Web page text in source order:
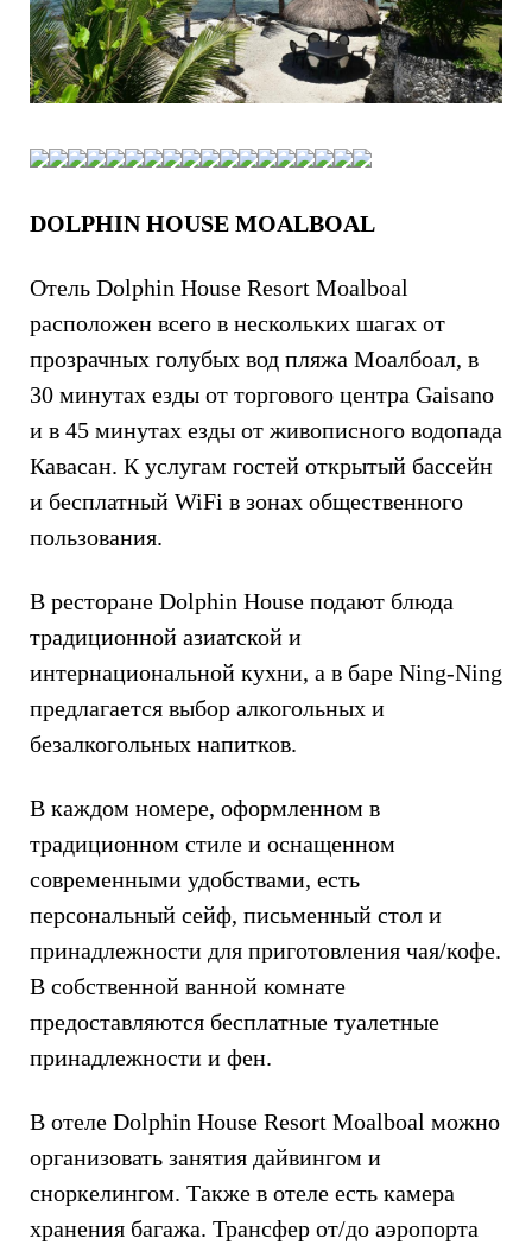
DOLPHIN HOUSE MOALBOAL
Отель Dolphin House Resort Moalboal
расположен всего в нескольких шагах от
прозрачных голубых вод пляжа Моалбоал, в
30 минутах езды от торгового центра Gaisano
и в 45 минутах езды от живописного водопада
Кавасан. К услугам гостей открытый бассейн
и бесплатный WiFi в зонах общественного
пользования.
В ресторане Dolphin House подают блюда
традиционной азиатской и
интернациональной кухни, а в баре Ning-Ning
предлагается выбор алкогольных и
безалкогольных напитков.
В каждом номере, оформленном в
традиционном стиле и оснащенном
современными удобствами, есть
персональный сейф, письменный стол и
принадлежности для приготовления чая/кофе.
В собственной ванной комнате
предоставляются бесплатные туалетные
принадлежности и фен.
В отеле Dolphin House Resort Moalboal можно
организовать занятия дайвингом и
сноркелингом. Также в отеле есть камера
хранения багажа. Трансфер от/до аэропорта